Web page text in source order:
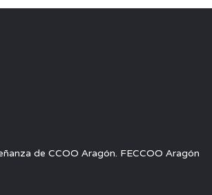
de CCOO Aragón. FECCOO Aragón